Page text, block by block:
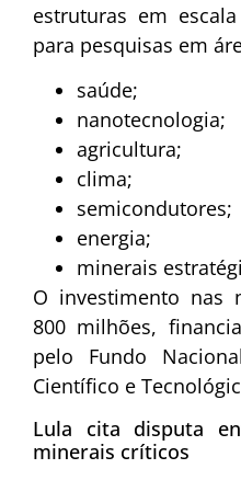
estruturas em
para pesquisas em
saúde;
nanotecnologia;
agricultura;
clima;
semicondutores;
energia;
minerais
O investimento nas
800 milhões,
pelo Fundo
Científico e
Lula cita disputa
minerais críticos